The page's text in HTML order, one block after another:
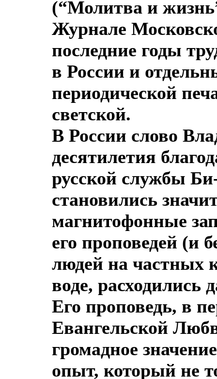
(“Молитва и
Журнале
последние годы
в России и
периодической
светской.
В России слово
десятилетия
русской службы
становились
магнитофонные
его проповедей (и
людей на частных
воде, расходились
Его проповедь, в
Евангельской
громадное
опыт, который не